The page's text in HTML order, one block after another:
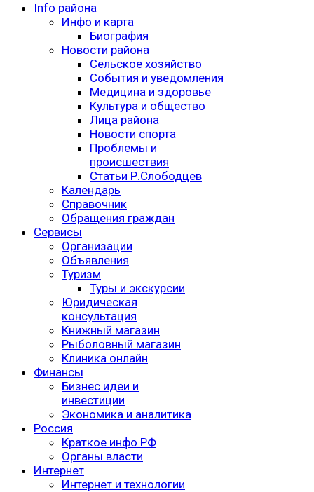
Info района
Инфо и карта
Биография
Новости района
Сельское хозяйство
События и уведомления
Медицина и здоровье
Культура и общество
Лица района
Новости спорта
Проблемы и
происшествия
Статьи Р.Слободцев
Календарь
Справочник
Обращения граждан
Сервисы
Организации
Объявления
Туризм
Туры и экскурсии
Юридическая
консультация
Книжный магазин
Рыболовный магазин
Клиника онлайн
Финансы
Бизнес идеи и
инвестиции
Экономика и аналитика
Россия
Краткое инфо РФ
Органы власти
Интернет
Интернет и технологии